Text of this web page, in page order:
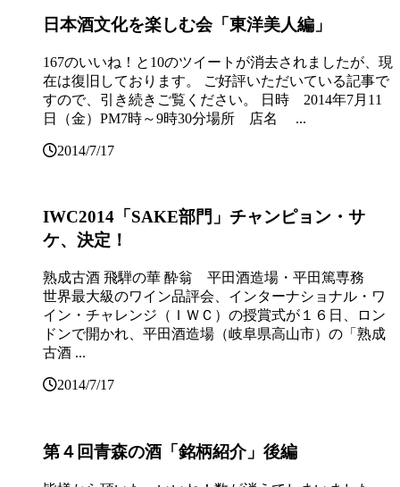
日本酒文化を楽しむ会「東洋美人編」
167のいいね！と10のツイートが消去されましたが、現
在は復旧しております。 ご好評いただいている記事で
すので、引き続きご覧ください。 日時 2014年7月11
日（金）PM7時～9時30分場所 店名 ...
2014/7/17
IWC2014「SAKE部門」チャンピョン・サ
ケ、決定！
熟成古酒 飛騨の華 酔翁 平田酒造場・平田篤専務
世界最大級のワイン品評会、インターナショナル・ワ
イン・チャレンジ（ＩＷＣ）の授賞式が１６日、ロン
ドンで開かれ、平田酒造場（岐阜県高山市）の「熟成
古酒 ...
2014/7/17
第４回青森の酒「銘柄紹介」後編